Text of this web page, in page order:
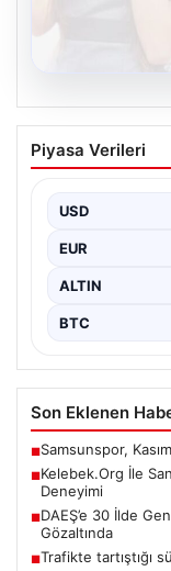
08.08.2026
Adresi Ve
kurması büyük
Piyasa Verileri
USD
EUR
ALTIN
BTC
Son Eklenen
■Samsunspor,
■Kelebek.Org İle
Deneyimi
■DAEŞ’e 30 İlde
Gözaltında
■Trafikte tartıştığı